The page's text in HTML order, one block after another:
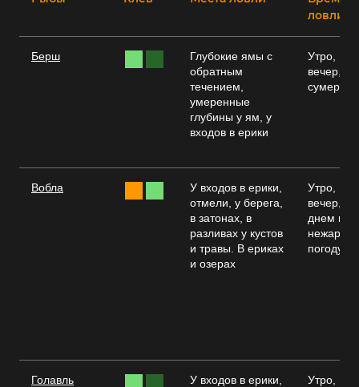
ловли
Берш
Глубокие ямы с
обратным
течением,
умеренные
глубины у ям, у
входов в ерики
Утро,
вечер,
сумерки
Вобла
У входов в ерики,
отмели, у берега,
в затонах, в
разливах у кустов
и травы. В ериках
и озерах
Утро,
вечер,
днем в
погоду
Голавль
У входов в ерики,
Утро,